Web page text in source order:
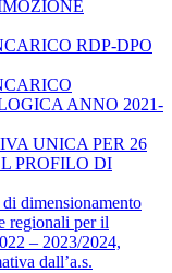
RDP-DPO
ANNO 2021-
UNICA PER 26
PROFILO DI
dimensionamento
regionali per il
– 2023/2024,
dall’a.s.